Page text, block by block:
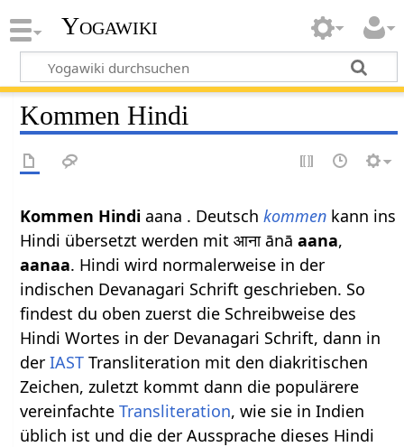
Yogawiki
Kommen Hindi
Kommen Hindi aana . Deutschkommen kann ins
Hindi übersetzt werden mit आना ānāaana,
aanaa. Hindi wird normalerweise in der
indischen Devanagari Schrift geschrieben. So
findest du oben zuerst die Schreibweise des
Hindi Wortes in der Devanagari Schrift, dann in
derIAST Transliteration mit den diakritischen
Zeichen, zuletzt kommt dann die populärere
vereinfachteTransliteration, wie sie in Indien
üblich ist und die der Aussprache dieses Hindi